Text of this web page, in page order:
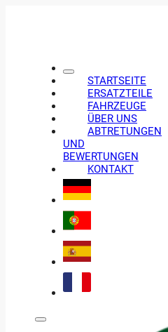
STARTSEITE
ERSATZTEILE
FAHRZEUGE
ÜBER UNS
ABTRETUNGEN
UND
BEWERTUNGEN
KONTAKT